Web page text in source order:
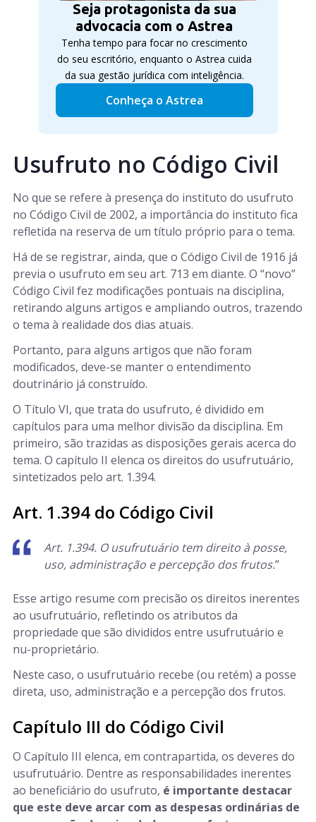
Seja protagonista da sua
advocacia com o Astrea
Tenha tempo para focar no crescimento
do seu escritório, enquanto o Astrea cuida
da sua gestão jurídica com inteligência.
Conheça o Astrea
Usufruto no Código Civil
No que se refere à presença do instituto do usufruto
no Código Civil de 2002, a importância do instituto fica
refletida na reserva de um título próprio para o tema.
Há de se registrar, ainda, que o Código Civil de 1916 já
previa o usufruto em seu art. 713 em diante. O “novo”
Código Civil fez modificações pontuais na disciplina,
retirando alguns artigos e ampliando outros, trazendo
o tema à realidade dos dias atuais.
Portanto, para alguns artigos que não foram
modificados, deve-se manter o entendimento
doutrinário já construído.
O Título VI, que trata do usufruto, é dividido em
capítulos para uma melhor divisão da disciplina. Em
primeiro, são trazidas as disposições gerais acerca do
tema. O capítulo II elenca os direitos do usufrutuário,
sintetizados pelo art. 1.394.
Art. 1.394 do Código Civil
Art. 1.394. O usufrutuário tem direito à posse,
uso, administração e percepção dos frutos.”
Esse artigo resume com precisão os direitos inerentes
ao usufrutuário, refletindo os atributos da
propriedade que são divididos entre usufrutuário e
nu-proprietário.
Neste caso, o usufrutuário recebe (ou retém) a posse
direta, uso, administração e a percepção dos frutos.
Capítulo III do Código Civil
O Capítulo III elenca, em contrapartida, os deveres do
usufrutuário. Dentre as responsabilidades inerentes
ao beneficiário do usufruto, é importante destacar
que este deve arcar com as despesas ordinárias de